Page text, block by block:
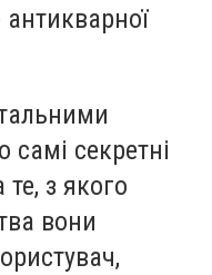
секретні
з якого
вони